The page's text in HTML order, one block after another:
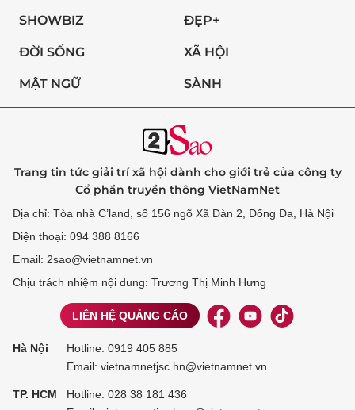
SHOWBIZ ĐẸP+
ĐỜI SỐNG XÃ HỘI
MẬT NGỮ SÀNH
Trang tin tức giải trí xã hội dành cho giới trẻ của công ty
Cổ phần truyền thông VietNamNet
Địa chỉ: Tòa nhà C’land, số 156 ngõ Xã Đàn 2, Đống Đa, Hà Nội
Điện thoại: 094 388 8166
Email: 2sao@vietnamnet.vn
Chịu trách nhiệm nội dung: Trương Thị Minh Hưng
LIÊN HỆ QUẢNG CÁO
Hà Nội Hotline: 0919 405 885
Email: vietnamnetjsc.hn@vietnamnet.vn
TP. HCM Hotline: 028 38 181 436